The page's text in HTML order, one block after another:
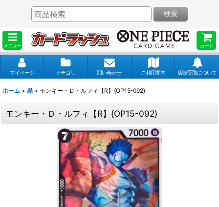
メニュー カート
検索
マイページ カテゴリ 問い合わせ ご利用案内 店頭受取について
ホーム > 黒 > モンキー・Ｄ・ルフィ【R】{OP15-092}
モンキー・Ｄ・ルフィ【R】{OP15-092}